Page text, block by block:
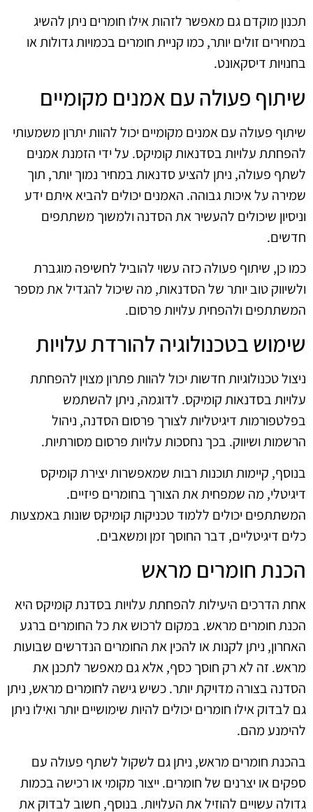
תכנון מוקדם גם מאפשר לזהות אילו חומרים ניתן להשיג
במחירים זולים יותר, כמו קניית חומרים בכמויות גדולות או
בחנויות דיסקאונט.
שיתוף פעולה עם אמנים מקומיים
שיתוף פעולה עם אמנים מקומיים יכול להוות יתרון משמעותי
להפחתת עלויות בסדנאות קומיקס. על ידי הזמנת אמנים
לשתף פעולה, ניתן להציע סדנאות במחיר נמוך יותר, תוך
שמירה על איכות גבוהה. האמנים יכולים להביא איתם ידע
וניסיון שיכולים להעשיר את הסדנה ולמשוך משתתפים
חדשים.
כמו כן, שיתוף פעולה כזה עשוי להוביל לחשיפה מוגברת
ולשיווק טוב יותר של הסדנאות, מה שיכול להגדיל את מספר
המשתתפים ולהפחית עלויות פרסום.
שימוש בטכנולוגיה להורדת עלויות
ניצול טכנולוגיות חדשות יכול להוות פתרון מצוין להפחתת
עלויות בסדנאות קומיקס. לדוגמה, ניתן להשתמש
בפלטפורמות דיגיטליות לצורך פרסום הסדנה, ניהול
הרשמות ושיווק. בכך נחסכות עלויות פרסום מסורתיות.
בנוסף, קיימות תוכנות רבות שמאפשרות יצירת קומיקס
דיגיטלי, מה שמפחית את הצורך בחומרים פיזיים.
המשתתפים יכולים ללמוד טכניקות קומיקס שונות באמצעות
כלים דיגיטליים, דבר החוסך זמן ומשאבים.
הכנת חומרים מראש
אחת הדרכים היעילות להפחתת עלויות בסדנת קומיקס היא
הכנת חומרים מראש. במקום לרכוש את כל החומרים ברגע
האחרון, ניתן לקנות או להכין את החומרים הנדרשים שבועות
מראש. זה לא רק חוסך כסף, אלא גם מאפשר לתכנן את
הסדנה בצורה מדויקת יותר. כשיש גישה לחומרים מראש, ניתן
גם לבדוק אילו חומרים יכולים להיות שימושיים יותר ואילו ניתן
להימנע מהם.
בהכנת חומרים מראש, ניתן גם לשקול לשתף פעולה עם
ספקים או יצרנים של חומרים. ייצור מקומי או רכישה בכמות
גדולה עשויים להוזיל את העלויות. בנוסף, חשוב לבדוק את